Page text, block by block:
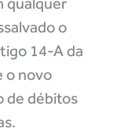
o
14-A da
o novo
de débitos